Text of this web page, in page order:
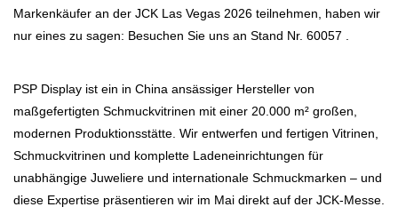
Markenkäufer an der JCK Las Vegas 2026 teilnehmen, haben wir
nur eines zu sagen: Besuchen Sie uns an Stand Nr. 60057 .
PSP Display ist ein in China ansässiger Hersteller von
maßgefertigten Schmuckvitrinen mit einer 20.000 m² großen,
modernen Produktionsstätte. Wir entwerfen und fertigen Vitrinen,
Schmuckvitrinen und komplette Ladeneinrichtungen für
unabhängige Juweliere und internationale Schmuckmarken – und
diese Expertise präsentieren wir im Mai direkt auf der JCK-Messe.